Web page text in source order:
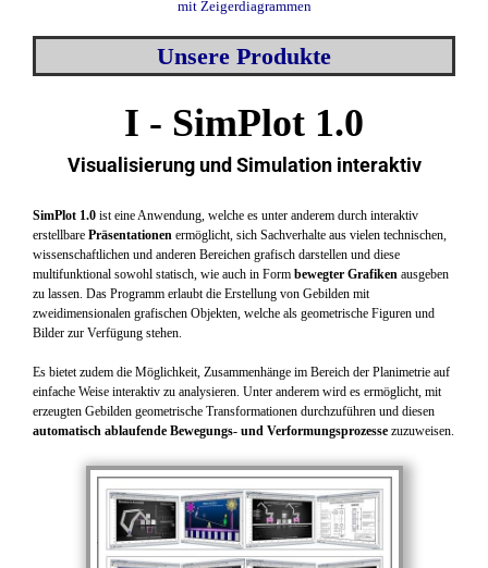
mit Zeigerdiagrammen
Unsere Produkte
I - SimPlot 1.0
Visualisierung und Simulation interaktiv
SimPlot 1.0 ist eine Anwendung, welche es unter anderem durch interaktiv
erstellbare Präsentationen ermöglicht, sich Sachverhalte aus vielen technischen,
wissenschaftlichen und anderen Bereichen grafisch darstellen und diese
multifunktional sowohl statisch, wie auch in Form bewegter Grafiken ausgeben
zu lassen. Das Programm erlaubt die Erstellung von Gebilden mit
zweidimensionalen grafischen Objekten, welche als geometrische Figuren und
Bilder zur Verfügung stehen.
Es bietet zudem die Möglichkeit, Zusammenhänge im Bereich der Planimetrie auf
einfache Weise interaktiv zu analysieren. Unter anderem wird es ermöglicht, mit
erzeugten Gebilden geometrische Transformationen durchzuführen und diesen
automatisch ablaufende Bewegungs- und Verformungsprozesse zuzuweisen.